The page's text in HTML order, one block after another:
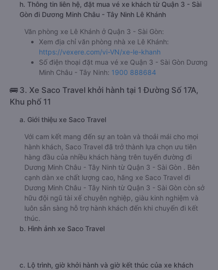
h. Thông tin liên hệ, đặt mua vé xe khách từ Quận 3 - Sài
Gòn đi Dương Minh Châu - Tây Ninh Lê Khánh
Văn phòng xe Lê Khánh ở Quận 3 - Sài Gòn:
Xem địa chỉ văn phòng nhà xe Lê Khánh:
https://vexere.com/vi-VN/xe-le-khanh
Số điện thoại đặt mua vé xe Quận 3 - Sài Gòn Dương
Minh Châu - Tây Ninh: 1900 888684
🚌 3. Xe Saco Travel khởi hành tại 1 Đường Số 17A,
Khu phố 11
a. Giới thiệu xe Saco Travel
Với cam kết mang đến sự an toàn và thoải mái cho mọi
hành khách, Saco Travel đã trở thành lựa chọn ưu tiên
hàng đầu của nhiều khách hàng trên tuyến đường đi
Dương Minh Châu - Tây Ninh từ Quận 3 - Sài Gòn . Bên
cạnh dàn xe chất lượng cao, hãng xe Saco Travel đi
Dương Minh Châu - Tây Ninh từ Quận 3 - Sài Gòn còn sở
hữu đội ngũ tài xế chuyên nghiệp, giàu kinh nghiệm và
luôn sẵn sàng hỗ trợ hành khách đến khi chuyến đi kết
thúc.
b. Hình ảnh xe Saco Travel
c. Lộ trình, giờ khởi hành và giờ kết thúc của xe khách